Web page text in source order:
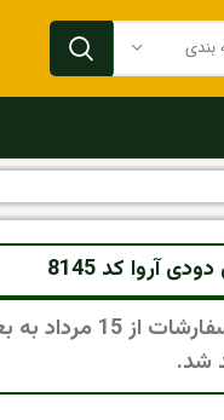
بندی
آروا کد 8145
قابل توجه خریداران گرامی، تمامی
شد.